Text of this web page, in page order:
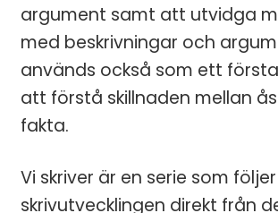
argument samt att utvidga
med beskrivningar och
används också som ett
att förstå skillnaden mellan
fakta.
Vi skriver är en serie som följer
skrivutvecklingen direkt från